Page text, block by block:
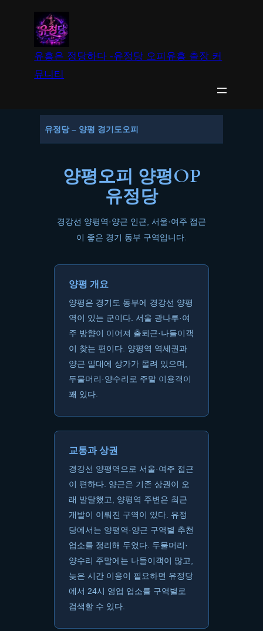
유흥은 정당하다 -유정당 오피유흥 출장 커
뮤니티
유정당 – 양평 경기도오피
양평오피 양평OP
유정당
경강선 양평역·양근 인근, 서울·여주 접근
이 좋은 경기 동부 구역입니다.
양평 개요
양평은 경기도 동부에 경강선 양평
역이 있는 군이다. 서울 광나루·여
주 방향이 이어져 출퇴근·나들이객
이 찾는 편이다. 양평역 역세권과
양근 일대에 상가가 몰려 있으며,
두물머리·양수리로 주말 이용객이
꽤 있다.
교통과 상권
경강선 양평역으로 서울·여주 접근
이 편하다. 양근은 기존 상권이 오
래 발달했고, 양평역 주변은 최근
개발이 이뤄진 구역이 있다. 유정
당에서는 양평역·양근 구역별 추천
업소를 정리해 두었다. 두물머리·
양수리 주말에는 나들이객이 많고,
늦은 시간 이용이 필요하면 유정당
에서 24시 영업 업소를 구역별로
검색할 수 있다.